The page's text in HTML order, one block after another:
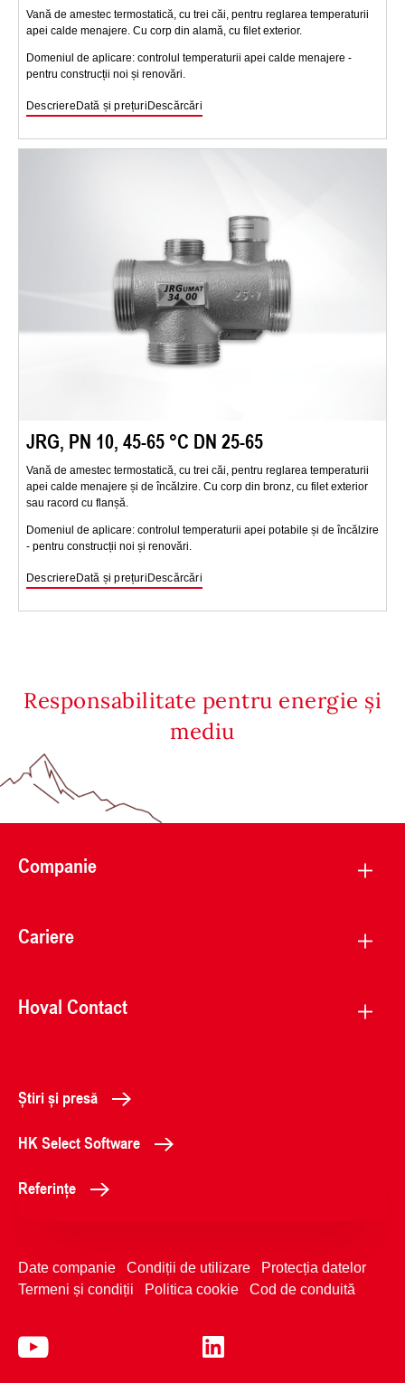
Vană de amestec termostatică, cu trei căi, pentru reglarea temperaturii
apei calde menajere. Cu corp din alamă, cu filet exterior.
Domeniul de aplicare: controlul temperaturii apei calde menajere -
pentru construcții noi și renovări.
DescriereDată și prețuriDescărcări
JRG, PN 10, 45-65 °C DN 25-65
Vană de amestec termostatică, cu trei căi, pentru reglarea temperaturii
apei calde menajere și de încălzire. Cu corp din bronz, cu filet exterior
sau racord cu flanșă.
Domeniul de aplicare: controlul temperaturii apei potabile și de încălzire
- pentru construcții noi și renovări.
DescriereDată și prețuriDescărcări
Responsabilitate pentru energie și
mediu
Companie
Cariere
Hoval Contact
Știri și presă
HK Select Software
Referințe
Date companie Condiții de utilizare
Protecția datelor
Termeni și condiții
Politica cookie Cod de conduită